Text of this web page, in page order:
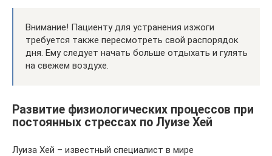
Внимание! Пациенту для устранения изжоги
требуется также пересмотреть свой распорядок
дня. Ему следует начать больше отдыхать и гулять
на свежем воздухе.
Развитие физиологических процессов при
постоянных стрессах по Луизе Хей
Луиза Хей – известный специалист в мире